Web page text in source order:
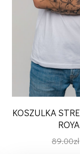
KOSZULKA
89.00zł